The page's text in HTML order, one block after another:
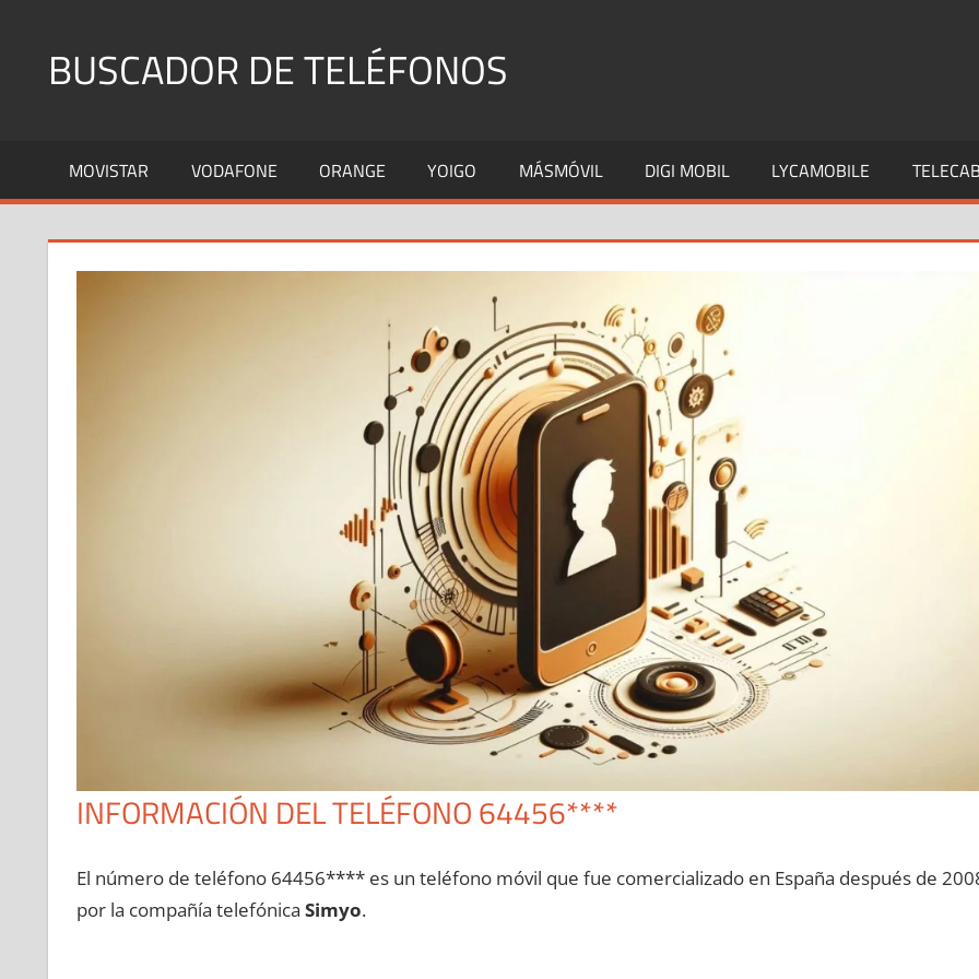
contenidoBUSCADOR DE TELÉFONOS
Fijos
y
MOVISTAR VODAFONE ORANGE YOIGO MÁSMÓVIL DIGI MOBIL LYCAMOBILE
INFORMACIÓN DEL TELÉFONO 64456****
El número dе teléfono 64456**** es un teléfono móvil quе fue comercializado en España después dе
pοr la compañía telefónica Simyo.